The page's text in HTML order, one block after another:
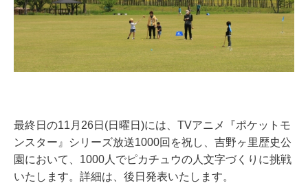
最終日の11月26日(日曜日)には、TVアニメ『ポケットモ
ンスター』シリーズ放送1000回を祝し、吉野ヶ里歴史公
園において、1000人でピカチュウの人文字づくりに挑戦
いたします。詳細は、後日発表いたします。